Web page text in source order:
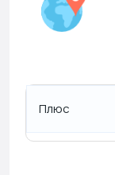
Плюс